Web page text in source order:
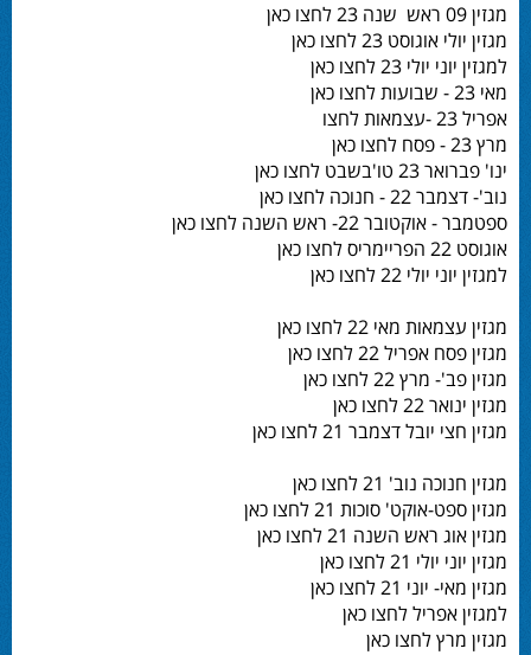
מגזין 09 ראש שנה 23 לחצו כאן
מגזין יולי אוגוסט 23 לחצו כאן
למגזין יוני יולי 23 לחצו כאן
מאי 23 - שבועות לחצו כאן
אפריל 23 -עצמאות לחצו
מרץ 23 - פסח לחצו כאן
ינו' פברואר 23 טו'בשבט לחצו כאן
נוב'- דצמבר 22 - חנוכה לחצו כאן
ספטמבר - אוקטובר 22- ראש השנה לחצו כאן
אוגוסט 22 הפריימריס לחצו כאן
למגזין יוני יולי 22 לחצו כאן
מגזין עצמאות מאי 22 לחצו כאן
מגזין פסח אפריל 22 לחצו כאן
מגזין פב'- מרץ 22 לחצו כאן
מגזין ינואר 22 לחצו כאן
מגזין חצי יובל דצמבר 21 לחצו כאן
מגזין חנוכה נוב' 21 לחצו כאן
מגזין ספט-אוקט' סוכות 21 לחצו כאן
מגזין אוג ראש השנה 21 לחצו כאן
מגזין יוני יולי 21 לחצו כאן
מגזין מאי- יוני 21 לחצו כאן
למגזין אפריל לחצו כאן
מגזין מרץ לחצו כאן